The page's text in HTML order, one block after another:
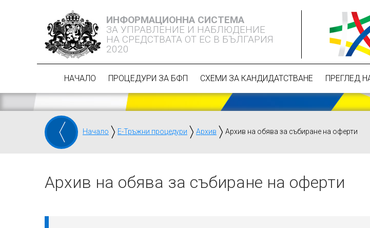
ИНФОРМАЦИОННА СИСТЕМА
ЗА УПРАВЛЕНИЕ И НАБЛЮДЕНИЕ
НА СРЕДСТВАТА ОТ ЕС В БЪЛГАРИЯ
2020
НАЧАЛО ПРОЦЕДУРИ ЗА БФП СХЕМИ ЗА КАНДИДАТСТВАНЕ ПРЕГЛЕД
Начало Е-Тръжни процедури Архив Архив на обява за събиране на оферти
Архив на обява за събиране на оферти